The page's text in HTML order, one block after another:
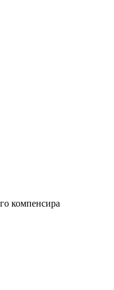
компенсира